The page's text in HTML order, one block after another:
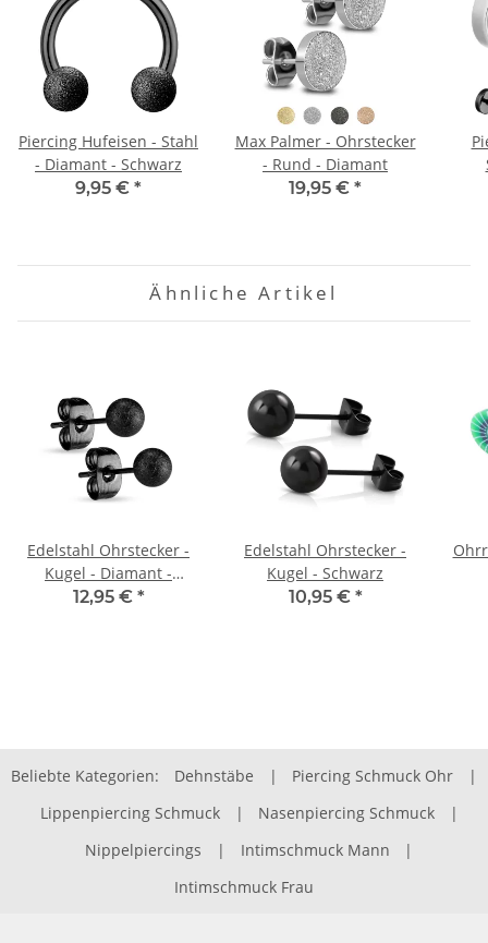
Piercing Hufeisen - Stahl
- Diamant - Schwarz
9,95 € *
Max Palmer - Ohrstecker
- Rund - Diamant
19,95 € *
Ähnliche Artikel
Edelstahl Ohrstecker -
Kugel - Diamant -
Schwarz
12,95 € *
Edelstahl Ohrstecker -
Kugel - Schwarz
10,95 € *
Beliebte Kategorien: Dehnstäbe | Piercing Schmuck Ohr
|
Lippenpiercing Schmuck
| Nasenpiercing Schmuck
|
Nippelpiercings
| Intimschmuck Mann
|
Intimschmuck Frau